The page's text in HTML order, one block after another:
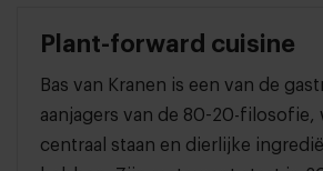
Plant-forward cuisine
Bas van Kranen is een van de
aanjagers van de 80-20-filosofie,
centraal staan en dierlijke